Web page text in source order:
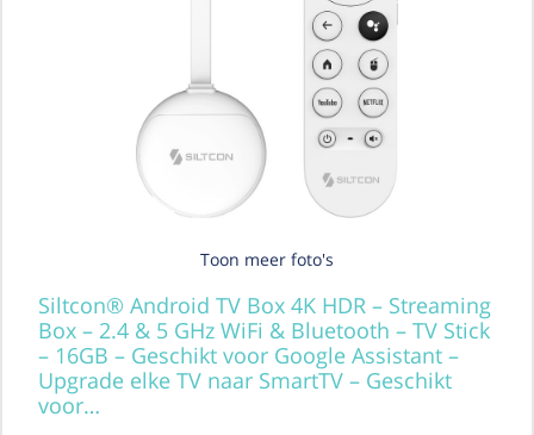
Toon meer foto's
Siltcon® Android TV Box 4K HDR – Streaming
Box – 2.4 & 5 GHz WiFi & Bluetooth – TV Stick
– 16GB – Geschikt voor Google Assistant –
Upgrade elke TV naar SmartTV – Geschikt
voor…